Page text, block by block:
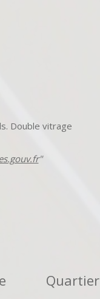
Double vitrage
"
Quartier